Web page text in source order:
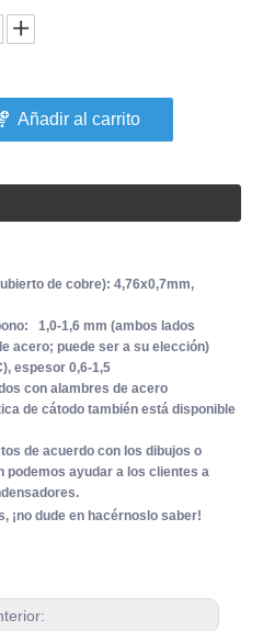
Añadir al carrito
de cobre): 4,76x0,7mm,
1,0-1,6 mm (ambos lados
acero; puede ser a su elección)
espesor 0,6-1,5
con alambres de acero
de cátodo también está disponible
de acuerdo con los dibujos o
ayudar a los clientes a
¡no dude en hacérnoslo saber!